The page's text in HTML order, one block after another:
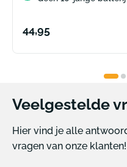
Normale
44,95
Veelgestelde
Hier vind je alle
vragen van onze klanten!